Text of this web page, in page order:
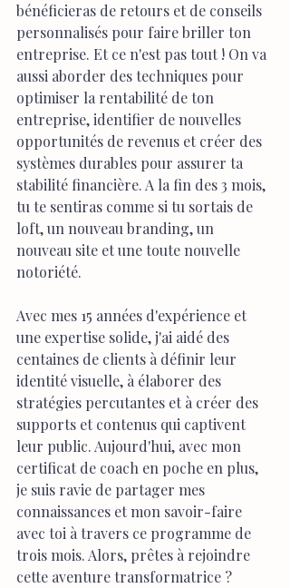
bénéficieras de retours et de conseils
personnalisés pour faire briller ton
entreprise. Et ce n'est pas tout ! On va
aussi aborder des techniques pour
optimiser la rentabilité de ton
entreprise, identifier de nouvelles
opportunités de revenus et créer des
systèmes durables pour assurer ta
stabilité financière. A la fin des 3 mois,
tu te sentiras comme si tu sortais de
loft, un nouveau branding, un
nouveau site et une toute nouvelle
notoriété.
Avec mes 15 années d'expérience et
une expertise solide, j'ai aidé des
centaines de clients à définir leur
identité visuelle, à élaborer des
stratégies percutantes et à créer des
supports et contenus qui captivent
leur public. Aujourd'hui, avec mon
certificat de coach en poche en plus,
je suis ravie de partager mes
connaissances et mon savoir-faire
avec toi à travers ce programme de
trois mois. Alors, prêtes à rejoindre
cette aventure transformatrice ?